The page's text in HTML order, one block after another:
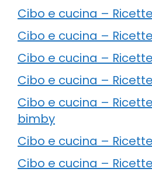
Cibo e cucina –
Cibo e cucina –
Cibo e cucina –
Cibo e cucina –
Cibo e cucina –
bimby
Cibo e cucina –
Cibo e cucina –